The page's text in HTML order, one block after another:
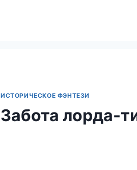
ИСТОРИЧЕСКОЕ ФЭНТЕЗИ
Забота лорда-